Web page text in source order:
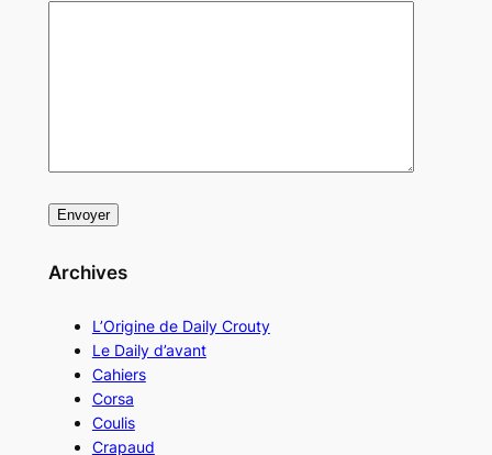
Archives
L’Origine de Daily Crouty
Le Daily d’avant
Cahiers
Corsa
Coulis
Crapaud